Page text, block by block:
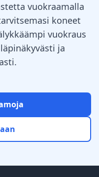
vuokraamalla
koneet
vuokraus
ja